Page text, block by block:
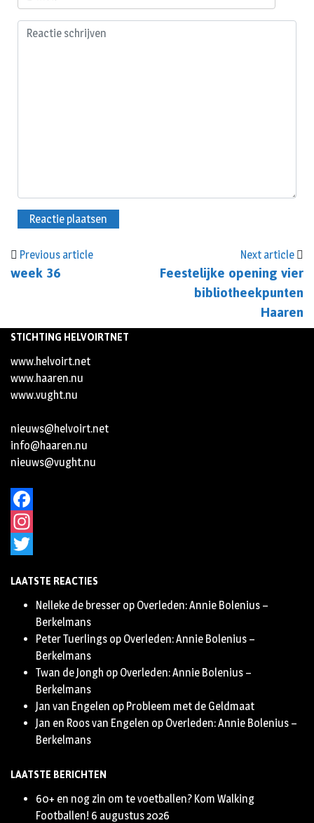
Previous article
week 36
Next article
Feestelijke opening vier
bibliotheekpunten
Haaren
STICHTING HELVOIRTNET
www.helvoirt.net
www.haaren.nu
www.vught.nu
nieuws@helvoirt.net
info@haaren.nu
nieuws@vught.nu
Facebook
Instagram
LAATSTE REACTIES
Nelleke de bresser op Overleden: Annie Bolenius –
Berkelmans
Peter Tuerlings op Overleden: Annie Bolenius –
Berkelmans
Twan de Jongh op Overleden: Annie Bolenius –
Berkelmans
Jan van Engelen op Probleem met de Geldmaat
Jan en Roos van Engelen op Overleden: Annie Bolenius –
Berkelmans
LAATSTE BERICHTEN
60+ en nog zin om te voetballen? Kom Walking
Footballen! 6 augustus 2026